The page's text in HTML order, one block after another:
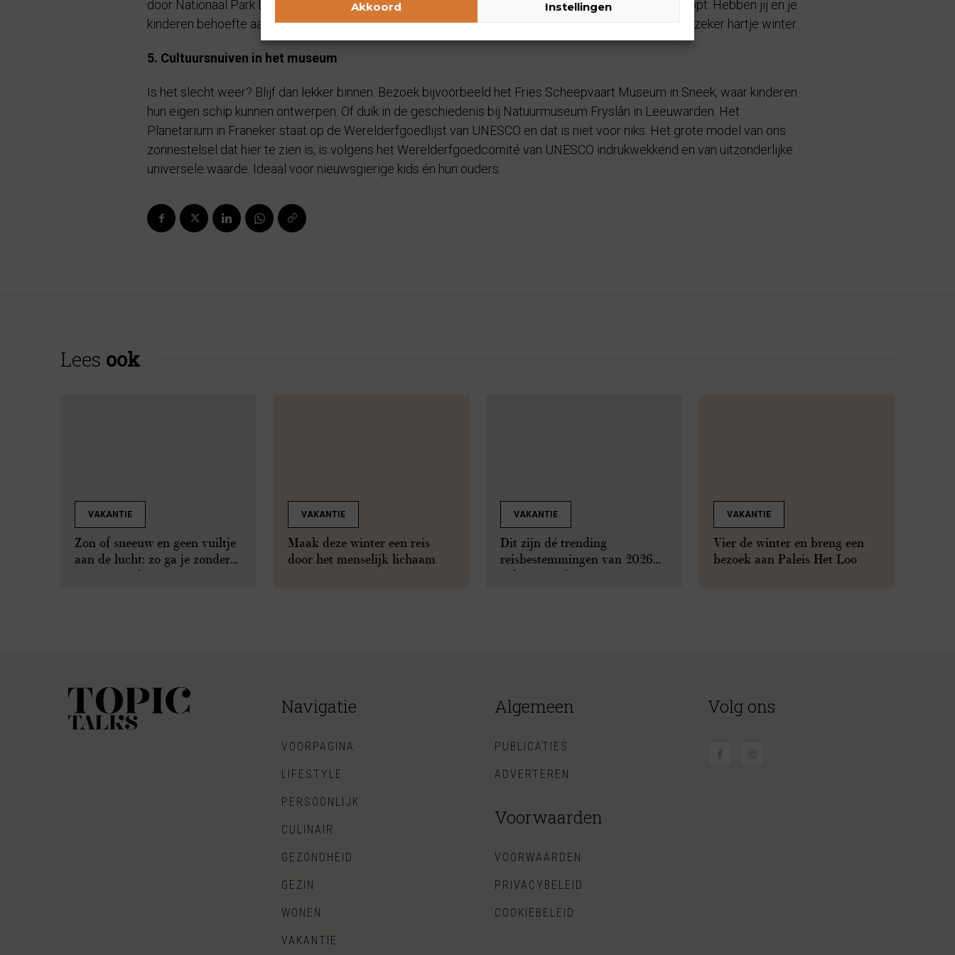
Akkoord Instellingen
door Nationaal Park De Alde Feanen, waar je langs het water en tussen het riet en de vogels door loopt. Hebben jij en je
kinderen behoefte aan meer uitdaging? Ga dan wadlopen met een ervaren gids. Een unieke ervaring, zeker hartje winter.
5. Cultuursnuiven in het museum
Is het slecht weer? Blijf dan lekker binnen. Bezoek bijvoorbeeld het Fries Scheepvaart Museum in Sneek, waar kinderen
hun eigen schip kunnen ontwerpen. Of duik in de geschiedenis bij Natuurmuseum Fryslân in Leeuwarden. Het
Planetarium in Franeker staat op de Werelderfgoedlijst van UNESCO en dat is niet voor niks. Het grote model van ons
zonnestelsel dat hier te zien is, is volgens het Werelderfgoedcomité van UNESCO indrukwekkend en van uitzonderlijke
universele waarde. Ideaal voor nieuwsgierige kids én hun ouders.
Lees ook
VAKANTIE
Zon of sneeuw en geen vuiltje
aan de lucht: zo ga je zonder
VAKANTIE
Maak deze winter een reis
door het menselijk lichaam
VAKANTIE
Dit zijn dé trending
reisbestemmingen van 2026
VAKANTIE
Vier de winter en breng een
bezoek aan Paleis Het Loo
Navigatie
VOORPAGINA
LIFESTYLE
PERSOONLIJK
CULINAIR
GEZONDHEID
GEZIN
WONEN
VAKANTIE
Algemeen
PUBLICATIES
ADVERTEREN
Voorwaarden
VOORWAARDEN
PRIVACYBELEID
COOKIEBELEID
Volg ons